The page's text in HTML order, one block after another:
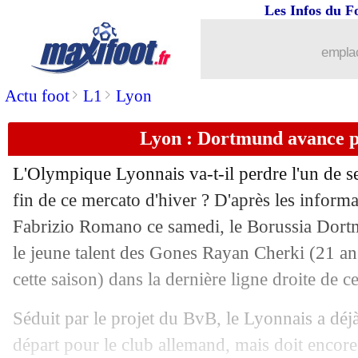
Actu foot> L1 > Lyon
Les Infos du
Lyon : Dortmund avance
L'Olympique Lyonnais va-t-il perdre l'un de
fin de ce mercato d'hiver ? D'après les
Fabrizio Romano ce samedi, le Borussia
le jeune talent des Gones Rayan Cherki (21
cette saison) dans la dernière ligne droite de
Séduit par le projet du BvB, le Lyonnais a
départ pour le club allemand, mais doit
Montpellier : Rennes négocie pour
01/02 L1: Brest-Paris SG, les compos
: Lorient s'envole, Troyes enfonce
01/02 Ang.: le carton 7-0 de Nottingham !
01/02 Lens: l'appel de Still aux arbitres
01/02 Milan : Tottenham aussi recalé par
01/02 Montpellier: Savanier n'a pas la tête
OM : les adieux sincères de Brassier